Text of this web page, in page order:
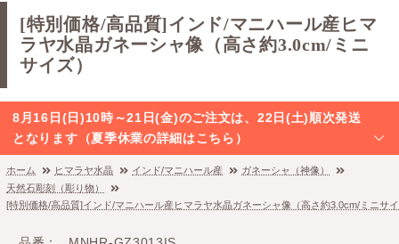
[特別価格/高品質]インド/マニハール産ヒマ
ラヤ水晶ガネーシャ像（高さ約3.0cm/ミニ
サイズ）
8月16日(日)10時～21日(金)のご注文は、22日(土)順次発送
となります（夏季休業の詳細はこちら）
ホーム ヒマラヤ水晶 インド/マニハール産
ガネーシャ（神像）
天然石彫刻（彫り物）
[特別価格/高品質]インド/マニハール産ヒマラヤ水晶ガネーシャ像（高さ約3.0cm/ミニサ